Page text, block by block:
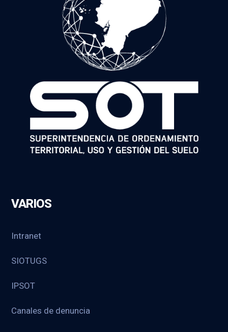
VARIOS
Intranet
SIOTUGS
IPSOT
Canales de denuncia